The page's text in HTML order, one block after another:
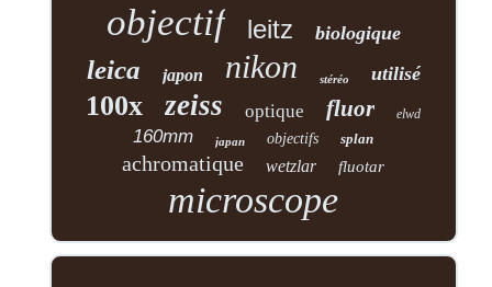
objectif leitz biologique
leica japon nikon stéréo utilisé
100x zeiss optique fluor elwd
160mm japan objectifs splan
achromatique wetzlar fluotar
microscope